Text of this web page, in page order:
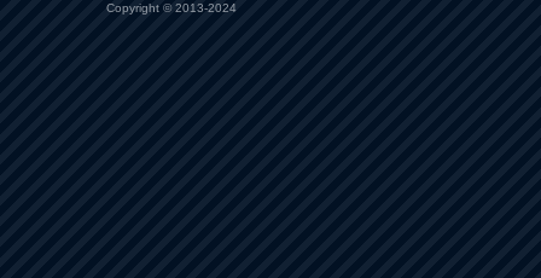
Copyright © 2013-2024